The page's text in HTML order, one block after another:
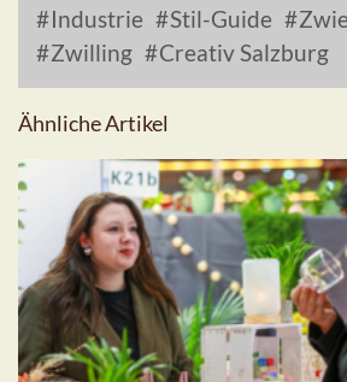
Industrie
Stil-Guide
Zwilling
Creativ Salzburg
Ähnliche Artikel